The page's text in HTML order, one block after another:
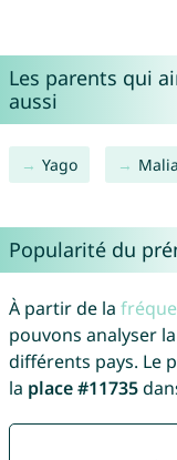
Les parents qui
aussi
Yago Malia
Popularité du
À partir de la
pouvons analyser
différents pays. Le
la place #11735